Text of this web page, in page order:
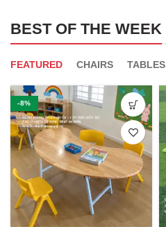
BEST OF THE WEEK
FEATURED CHAIRS TABLES
-8%